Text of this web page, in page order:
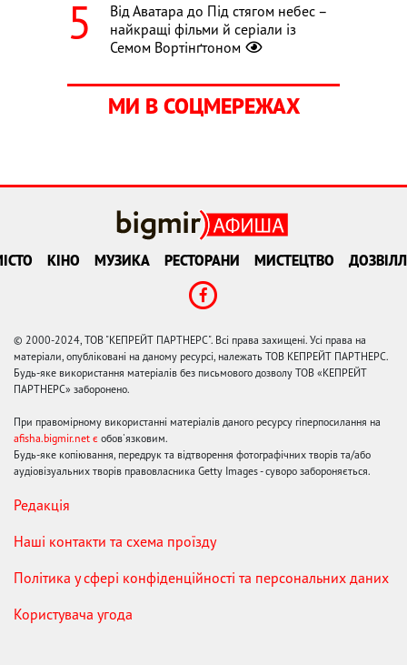
Від Аватара до Під стягом небес –
найкращі фільми й серіали із
Семом Вортінґтоном
МИ В СОЦМЕРЕЖАХ
КІНО МУЗИКА РЕСТОРАНИ МИСТЕЦТВО
© 2000-2024, ТОВ "КЕПРЕЙТ ПАРТНЕРС". Всі права захищені. Усі права на
матеріали, опубліковані на даному ресурсі, належать ТОВ КЕПРЕЙТ ПАРТНЕРС.
Будь-яке використання матеріалів без письмового дозволу ТОВ «КЕПРЕЙТ
ПАРТНЕРС» заборонено.
При правомірному використанні матеріалів даного ресурсу гіперпосилання на
afisha.bigmir.net є обов'язковим.
Будь-яке копіювання, передрук та відтворення фотографічних творів та/або
аудіовізуальних творів правовласника Getty Images - суворо забороняється.
Редакція
Наші контакти та схема проїзду
Політика у сфері конфіденційності та персональних даних
Користувача угода